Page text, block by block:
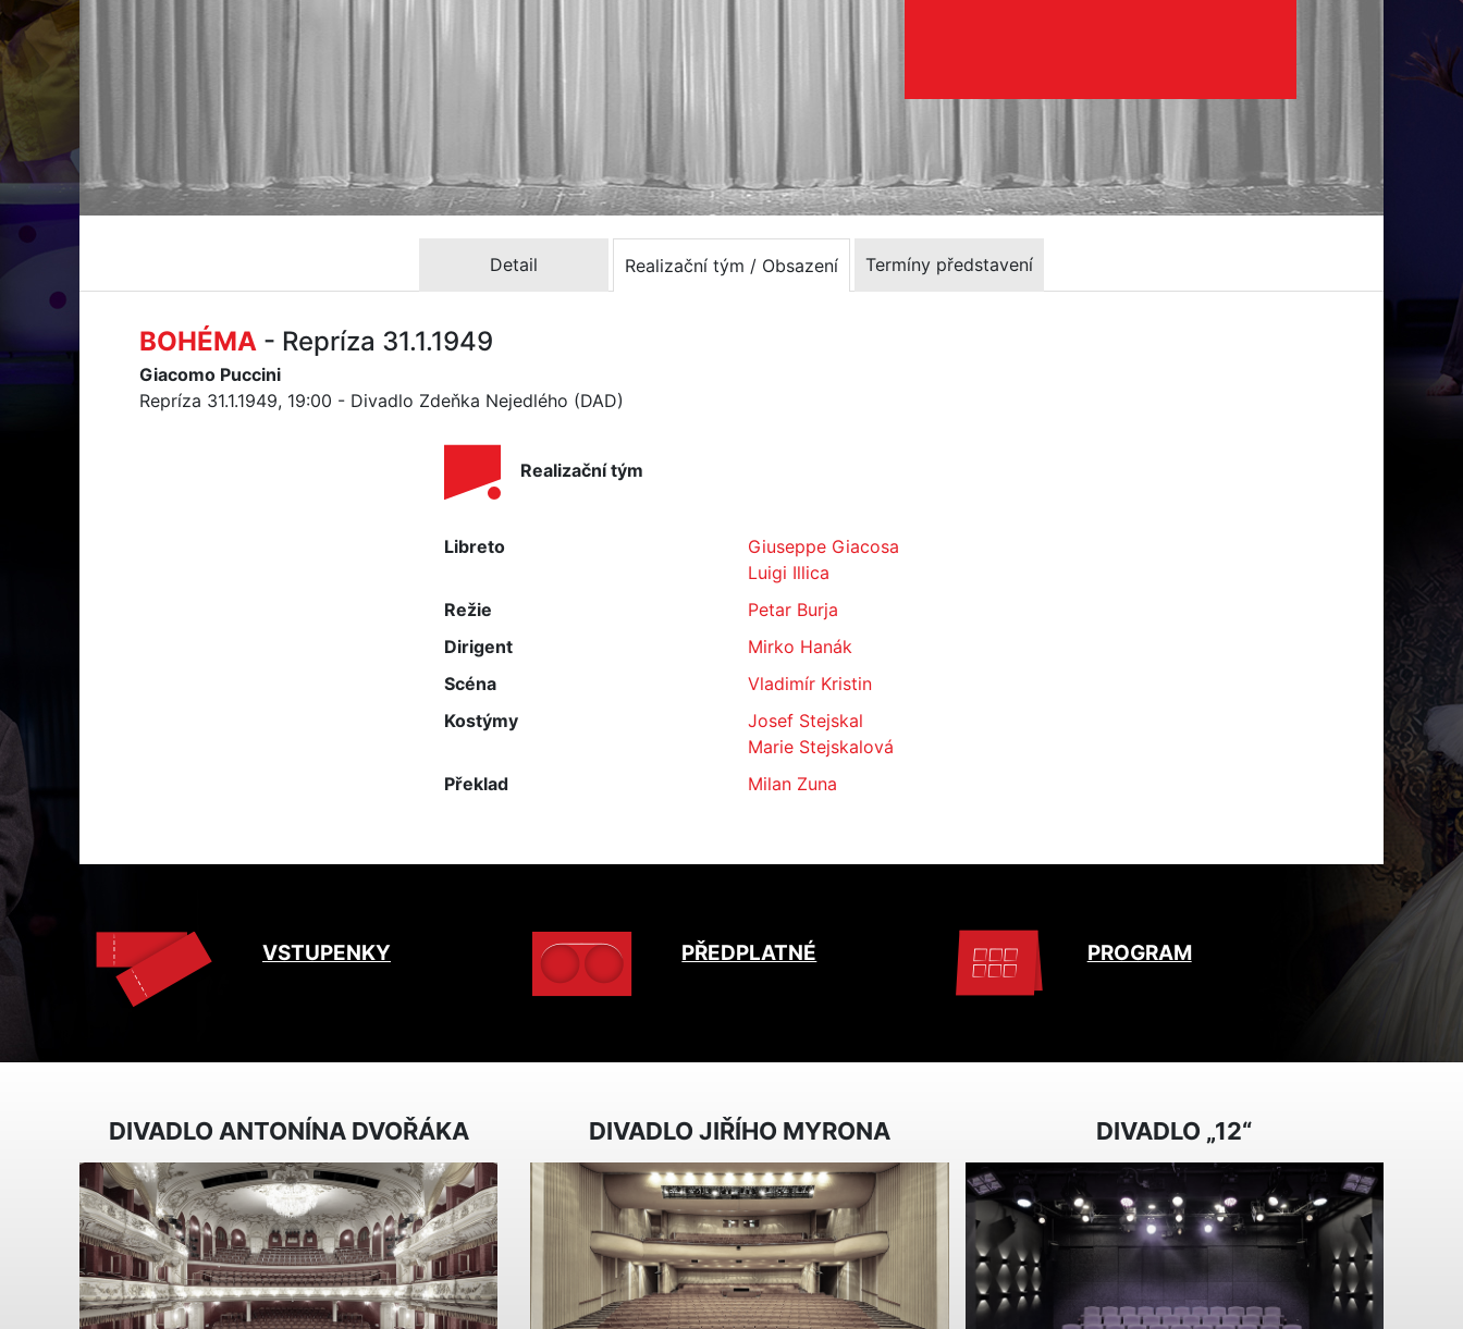
Detail Realizační tým / Obsazení Termíny představení
BOHÉMA - Repríza 31.1.1949
Giacomo Puccini
Repríza 31.1.1949, 19:00 - Divadlo Zdeňka Nejedlého (DAD)
Realizační tým
Libreto
Giuseppe Giacosa
Luigi Illica
Režie
Petar Burja
Dirigent
Mirko Hanák
Scéna
Vladimír Kristin
Kostýmy
Josef Stejskal
Marie Stejskalová
Překlad
Milan Zuna
VSTUPENKY PŘEDPLATNÉ PROGRAM
DIVADLO ANTONÍNA DVOŘÁKA DIVADLO JIŘÍHO MYRONA DIVADLO „12“